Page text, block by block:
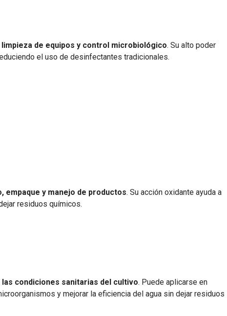
de equipos y control microbiológico. Su alto poder
el uso de desinfectantes tradicionales.
empaque y manejo de productos. Su acción oxidante ayuda a
residuos químicos.
condiciones sanitarias del cultivo. Puede aplicarse en
y mejorar la eficiencia del agua sin dejar residuos